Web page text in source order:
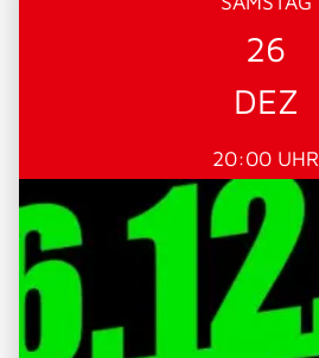
26
DEZ
20:00 UHR